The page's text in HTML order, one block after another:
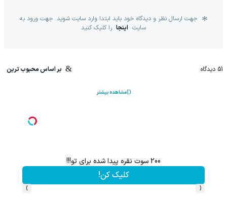
جهت ارسال نظر و دیدگاه خود باید ابتدا وارد سایت شوید. جهت ورود به
سایت اینجا را کلیک کنید
51 دیدگاه بر اساس محبوب ترین
مشاهده بیشتر
کلیک کن!
‹
›